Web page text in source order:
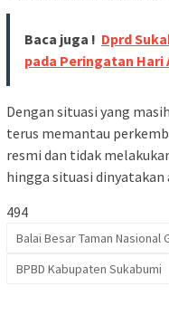
Baca juga ! Dprd
pada Peringatan Hari
Dengan situasi yang
terus memantau
resmi dan tidak
hingga situasi dinyatakan
494
Balai Besar Taman Nasional
BPBD Kabupaten Sukabumi